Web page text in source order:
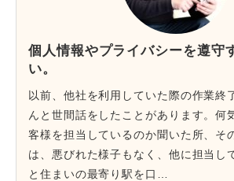
個人情報やプライバシーを遵守
い。
以前、他社を利用していた際の作業終
んと世間話をしたことがあります。何
客様を担当しているのか聞いた所、そ
は、悪びれた様子もなく、他に担当し
と住まいの最寄り駅を口…